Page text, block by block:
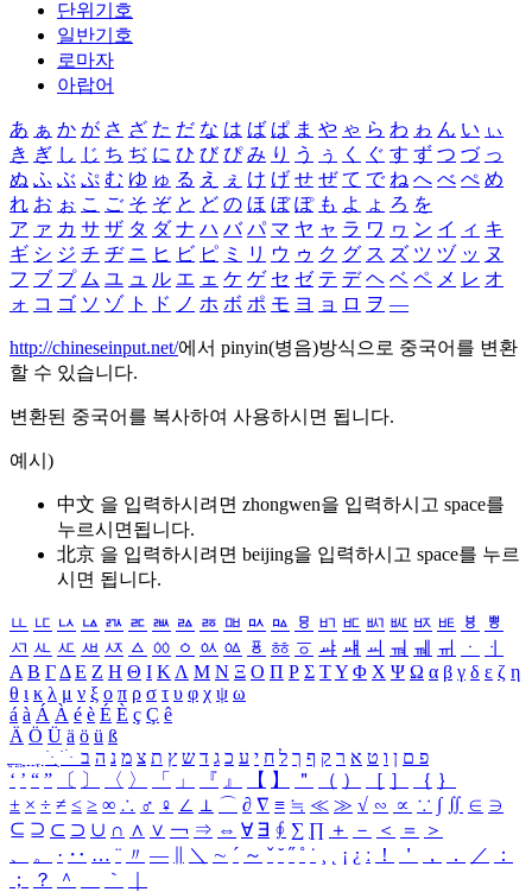
단위기호
일반기호
로마자
아랍어
あ ぁ か が さ ざ た だ な は ば ぱ ま や ゃ ら わ ゎ ん い ぃ
き ぎ し じ ち ぢ に ひ び ぴ み り う ぅ く ぐ す ず つ づ っ
ぬ ふ ぶ ぷ む ゆ ゅ る え ぇ け げ せ ぜ て で ね へ べ ぺ め
れ お ぉ こ ご そ ぞ と ど の ほ ぼ ぽ も よ ょ ろ を
ア ァ カ サ ザ タ ダ ナ ハ バ パ マ ヤ ャ ラ ワ ヮ ン イ ィ キ
ギ シ ジ チ ヂ ニ ヒ ビ ピ ミ リ ウ ゥ ク グ ス ズ ツ ヅ ッ ヌ
フ ブ プ ム ユ ュ ル エ ェ ケ ゲ セ ゼ テ デ ヘ ベ ペ メ レ オ
ォ コ ゴ ソ ゾ ト ド ノ ホ ボ ポ モ ヨ ョ ロ ヲ ―
http://chineseinput.net/에서 pinyin(병음)방식으로 중국어를 변환
할 수 있습니다.
변환된 중국어를 복사하여 사용하시면 됩니다.
예시)
中文 을 입력하시려면 zhongwen을 입력하시고 space를
누르시면됩니다.
北京 을 입력하시려면 beijing을 입력하시고 space를 누르
시면 됩니다.
ㅥ ㅦ ㅧ ㅨ ㅩ ㅪ ㅫ ㅬ ㅭ ㅮ ㅯ ㅰ ㅱ ㅲ ㅳ ㅴ ㅵ ㅶ ㅷ ㅸ
ㅹ
ㅺ ㅻ ㅼ ㅽ ㅾ ㅿ ㆀ ㆁ ㆂ ㆃ ㆄ ㆅ ㆆ ㆇ ㆈ ㆉ ㆊ ㆋ ㆌ ㆍ
ㆎ
Α Β ΓΔ Ε Ζ Η Θ Ι ΚΛ Μ Ν Ξ Ο Π Ρ Σ ΤΥ Φ Χ Ψ Ω α β γ δ ε ζ η
θ ι κ λ μ ν ξ ο π ρ σ τ υ φ χ ψ ω
á à Á À é è É È ç Ç ê
Ä Ö Ü ä ö ü ß
ִֶֹ ֻּ ׁׂ פ ם ן ו ט א ר ק ף ך ל ח י ע כ ג ד ש ץ ת צ מ נ ה ב
‘ ’ “ ” 〔 〕 〈 〉 「 」 『 』 【 】 ＂ （ ） ［ ］ ｛ ｝
± × ÷ ≠ ≤ ≥ ∞ ∴ ♂ ♀ ∠ ⊥ ⌒ ∂ ∇ ≡ ≒ ≪ ≫ √ ∽ ∝ ∵ ∫ ∬ ∈ ∋
⊆ ⊇ ⊂ ⊃ ∪ ∩ ∧ ∨ ￢ ⇒ ⇔ ∀ ∃ ∮ ∑ ∏ ＋ － ＜ ＝
＞
、
。 · ‥ … ¨ 〃 ― ＼ ∼ ´ ～ ˇ ˘ ˝ ˚ ˙ ¸ ¡ ¿ ː ！ ＇ ， ． ／
：
；
？ ＾ ｀